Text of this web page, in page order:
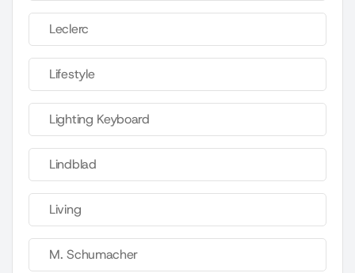
Leclerc
Lifestyle
Lighting Keyboard
Lindblad
Living
M. Schumacher